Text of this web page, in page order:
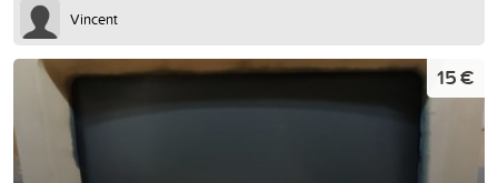
Vincent
15 €